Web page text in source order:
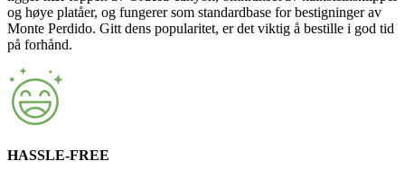
og høye platåer, og fungerer som standardbase for bestigninger av
Monte Perdido. Gitt dens popularitet, er det viktig å bestille i god tid
på forhånd.
HASSLE-FREE